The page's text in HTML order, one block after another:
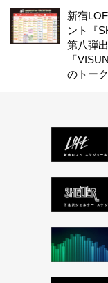
新宿
ント『
第八弾
「
のトー